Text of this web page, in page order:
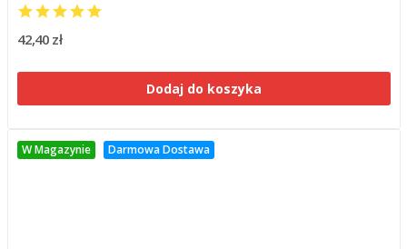
42,40 zł
Dodaj do koszyka
W Magazynie Darmowa Dostawa